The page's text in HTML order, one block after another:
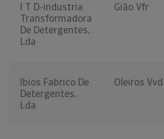
I T D-industria
Transformadora
De Detergentes,
Lda
Gião Vfr
Ibios Fabrico De
Detergentes,
Lda
Oleiros Vvd